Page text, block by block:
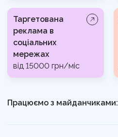
Таргетована
реклама в
соціальних
мережах
від 15000 грн/міс
Працюємо з майданчиками: